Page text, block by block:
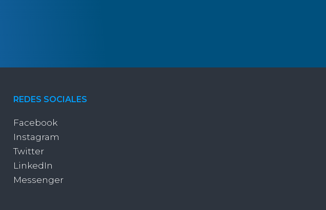
REDES SOCIALES
Facebook
Instagram
Twitter
LinkedIn
Messenger